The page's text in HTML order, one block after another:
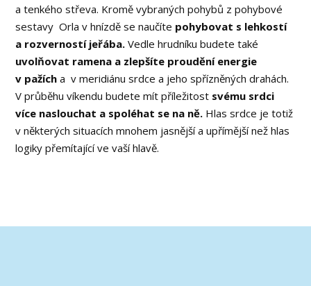
a tenkého střeva. Kromě vybraných pohybů z pohybové
sestavy Orla v hnízdě se naučíte pohybovat s lehkostí
a rozverností jeřába. Vedle hrudníku budete také
uvolňovat ramena a zlepšíte proudění energie
v pažích a v meridiánu srdce a jeho spřízněných drahách.
V průběhu víkendu budete mít příležitost svému srdci
více naslouchat a spoléhat se na ně. Hlas srdce je totiž
v některých situacích mnohem jasnější a upřímější než hlas
logiky přemítající ve vaší hlavě.